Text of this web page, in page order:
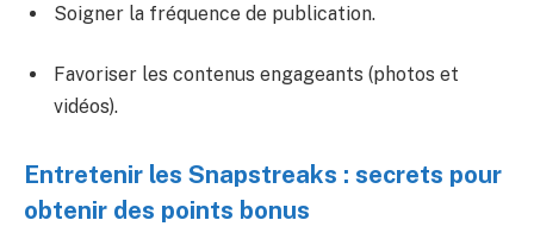
Soigner la fréquence de publication.
Favoriser les contenus engageants (photos et
vidéos).
Entretenir les Snapstreaks : secrets pour
obtenir des points bonus